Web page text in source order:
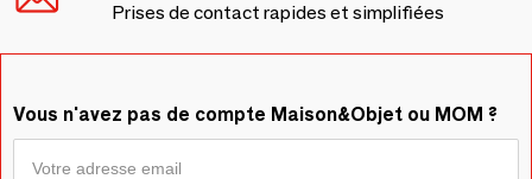
Prises de contact rapides et simplifiées
Vous n'avez pas de compte Maison&Objet ou MOM ?